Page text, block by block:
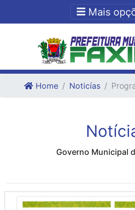
Ir para o fim do conteudo
Mais
Home Noticías
Governo Municipal